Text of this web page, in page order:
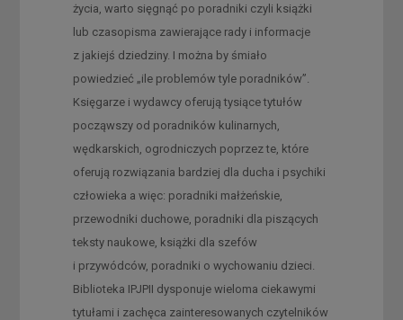
życia, warto sięgnąć po poradniki czyli książki
lub czasopisma zawierające rady i informacje
z jakiejś dziedziny. I można by śmiało
powiedzieć „ile problemów tyle poradników”.
Księgarze i wydawcy oferują tysiące tytułów
począwszy od poradników kulinarnych,
wędkarskich, ogrodniczych poprzez te, które
oferują rozwiązania bardziej dla ducha i psychiki
człowieka a więc: poradniki małżeńskie,
przewodniki duchowe, poradniki dla piszących
teksty naukowe, książki dla szefów
i przywódców, poradniki o wychowaniu dzieci.
Biblioteka IPJPII dysponuje wieloma ciekawymi
tytułami i zachęca zainteresowanych czytelników